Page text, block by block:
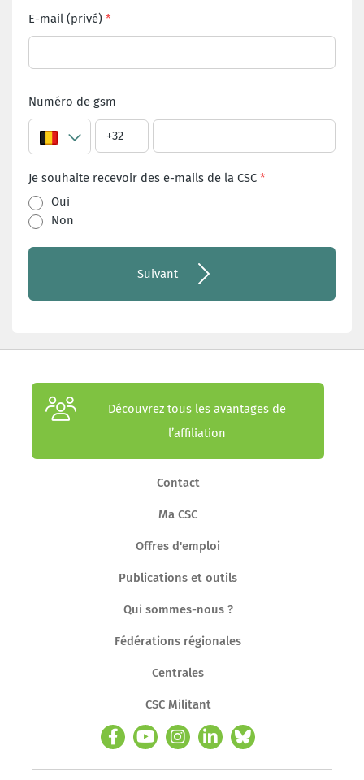
E-mail (privé)
Numéro de gsm
Je souhaite recevoir des e-mails de la CSC
Oui
Non
Suivant
Découvrez tous les avantages de
l’affiliation
Contact
Ma CSC
Offres d'emploi
Publications et outils
Qui sommes-nous ?
Fédérations régionales
Centrales
CSC Militant